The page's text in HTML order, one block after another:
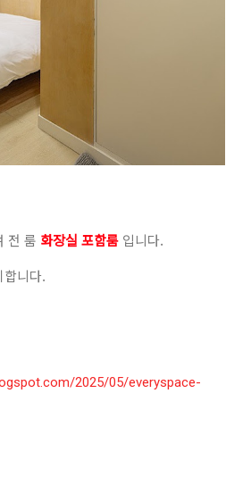
전 룸 화장실 포함룸 입니다.
니다.
2025/05/everyspace-